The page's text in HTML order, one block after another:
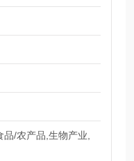
品/农产品,生物产业,